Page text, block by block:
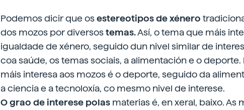
Podemos dicir que osestereotipos de xénero
dos mozos por diversostemas.Así, o tema que máis
igualdade de xénero, seguido dun nivel similar de
coa saúde, os temas sociais, a alimentación e o
máis interesa aos mozos é o deporte, seguido da
a ciencia e a tecnoloxía, co mesmo nivel de interese.
O grao de interese polas materias é, en xeral, baixo. As